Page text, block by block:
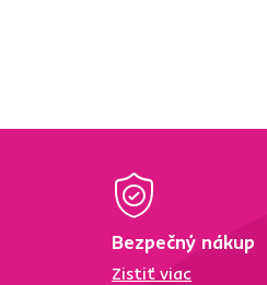
Nosnosť (kg)
Bezpečný nákup
Zistiť viac